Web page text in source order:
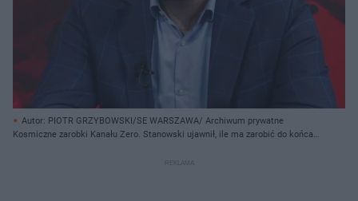
Autor: PIOTR GRZYBOWSKI/SE WARSZAWA/ Archiwum prywatne
Kosmiczne zarobki Kanału Zero. Stanowski ujawnił, ile ma zarobić do końca